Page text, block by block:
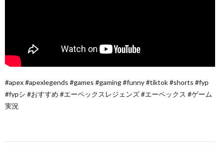
#apex #apexlegends #games #gaming #funny #tiktok #shorts #fyp
#fypシ #おすすめ #エーペックスレジェンズ #エーペックス #ゲーム
実況